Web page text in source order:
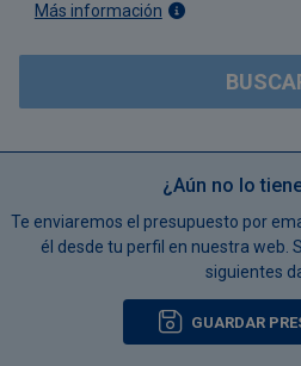
Más información
¿Aún no lo
Te enviaremos el presupuesto por
él desde tu perfil en nuestra web.
siguientes
GUARDAR